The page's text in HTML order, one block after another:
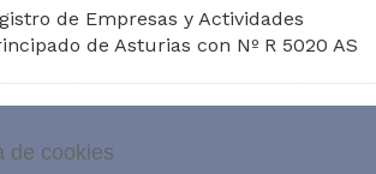
de Empresas y Actividades
de Asturias con Nº R 5020 AS
ACCESIBILIDAD
de cookies